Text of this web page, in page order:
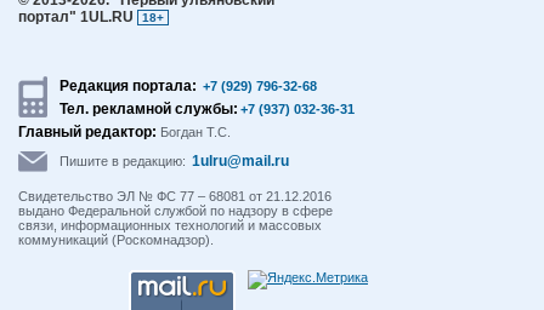
портал" 1UL.RU
18+
Редакция портала: +7 (929) 796-32-68
Тел. рекламной службы: +7 (937) 032-36-31
Главный редактор: Богдан Т.С.
Пишите в редакцию: 1ulru@mail.ru
Свидетельство ЭЛ № ФС 77 – 68081 от 21.12.2016
выдано Федеральной службой по надзору в сфере
связи, информационных технологий и массовых
коммуникаций (Роскомнадзор).